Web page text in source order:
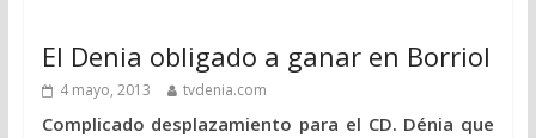
El Denia obligado a ganar en Borriol
4 mayo, 2013 tvdenia.com
Complicado desplazamiento para el CD. Dénia que